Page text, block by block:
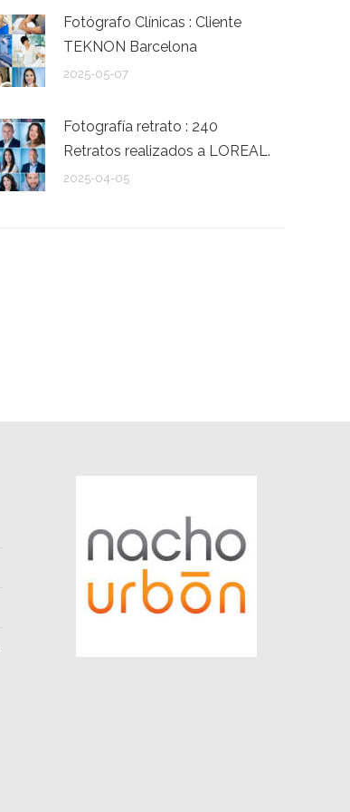
Fotógrafo Clínicas : Cliente
TEKNON Barcelona
2025-05-07
Fotografía retrato : 240
Retratos realizados a LOREAL.
2025-04-05